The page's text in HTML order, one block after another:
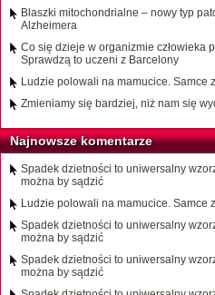
Blaszki mitochondrialne – nowy typ
Alzheimera
Co się dzieje w organizmie człowieka
Sprawdzą to uczeni z Barcelony
Ludzie polowali na mamucice. Samce
Zmieniamy się bardziej, niż nam się
Najnowsze komentarze
Spadek dzietności to uniwersalny
można by sądzić
Ludzie polowali na mamucice. Samce
Spadek dzietności to uniwersalny
można by sądzić
Spadek dzietności to uniwersalny
można by sądzić